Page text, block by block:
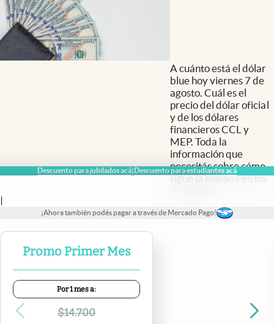
Descuento para jubilados acá|Descuento para estudiantes acá
|
¡Ahora también podés pagar a través de Mercado Pago!
Promo Primer Mes
Por 1 mes a:
$14.700
A cuánto está el dólar
blue hoy viernes 7 de
agosto. Cuál es el
precio del dólar oficial
y de los dólares
financieros CCL y
MEP. Toda la
información que
necesitás sobre cómo
sigue la semana en los